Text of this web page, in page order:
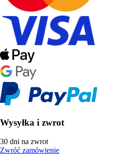
Wysyłka i zwrot
30 dni na zwrot
Zwróć zamówienie